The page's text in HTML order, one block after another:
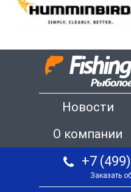
Новости
О компании
+7
Заказать